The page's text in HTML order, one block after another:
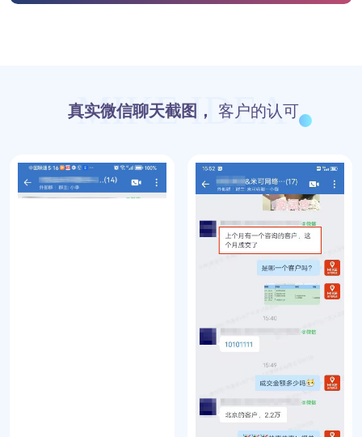
MIKE IDEA
真实微信聊天截图， 客户的认可